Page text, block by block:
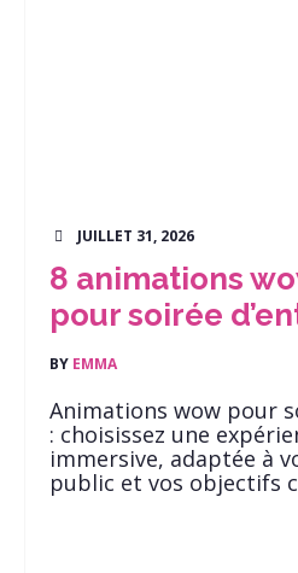
JUILLET 31, 2026
8 animations
pour soirée
BY EMMA
Animations wow pour
: choisissez une
immersive, adaptée à
public et vos objectifs